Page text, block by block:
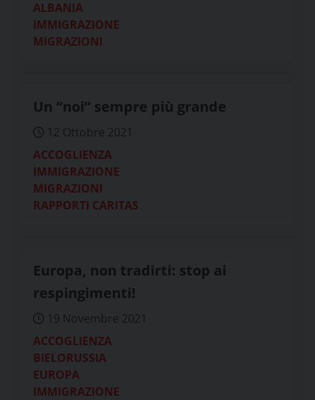
ALBANIA
IMMIGRAZIONE
MIGRAZIONI
Un “noi” sempre più grande
12 Ottobre 2021
ACCOGLIENZA
IMMIGRAZIONE
MIGRAZIONI
RAPPORTI CARITAS
Europa, non tradirti: stop ai
respingimenti!
19 Novembre 2021
ACCOGLIENZA
BIELORUSSIA
EUROPA
IMMIGRAZIONE